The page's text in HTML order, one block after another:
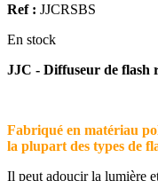
Ref : JJCRSBS
En stock
JJC - Diffuseur de flash
Fabriqué en matériau
la plupart des types de
Il peut adoucir la lumière